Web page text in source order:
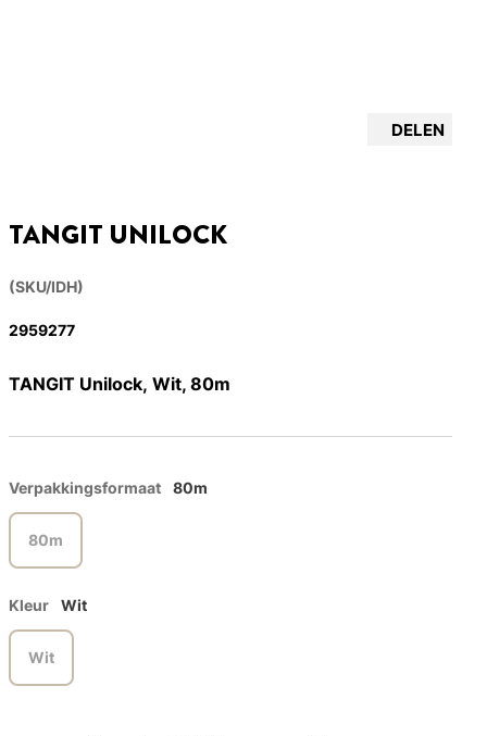
DELEN
TANGIT UNILOCK
(SKU/IDH)
2959277
TANGIT Unilock, Wit, 80m
Verpakkingsformaat 80m
80m
Kleur Wit
Wit